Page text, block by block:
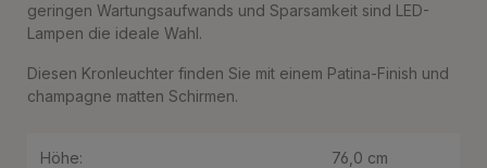
geringen Wartungsaufwands und Sparsamkeit sind LED-
Lampen die ideale Wahl.
Diesen Kronleuchter finden Sie mit einem Patina-Finish und
champagne matten Schirmen.
Höhe: 76,0 cm